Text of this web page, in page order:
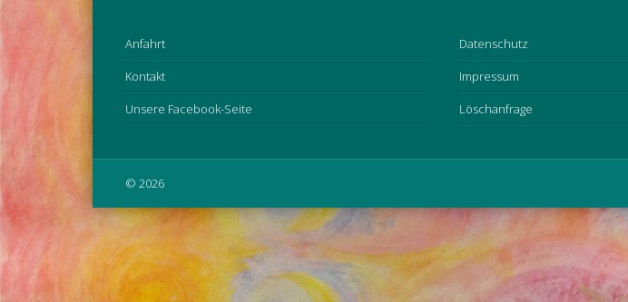
Anfahrt
Kontakt
Unsere Facebook-Seite
Datenschutz
Impressum
Löschanfrage
© 2026